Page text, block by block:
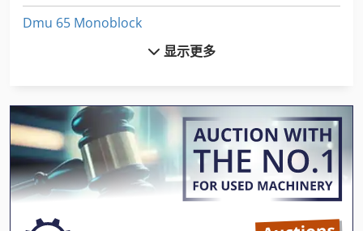
Dmu 65 Monoblock
Felder Af 22
Fuw 250
Fz 0
Gildemeister Ct 20
显示更多